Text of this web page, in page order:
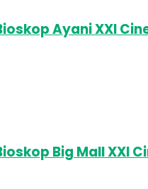
Ayani XXI
Big Mall XXI